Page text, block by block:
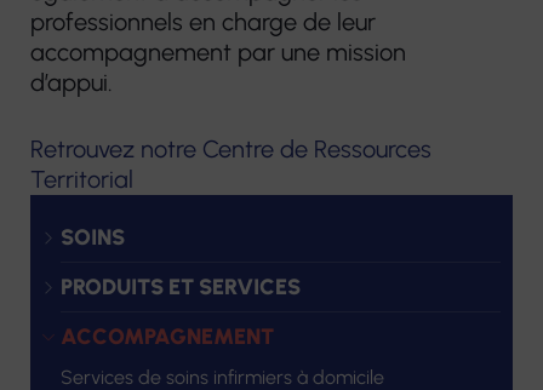
professionnels en charge de leur
accompagnement par une mission
d’appui.
Retrouvez notre Centre de Ressources
Territorial
SOINS
PRODUITS ET SERVICES
ACCOMPAGNEMENT
Services de soins infirmiers à domicile